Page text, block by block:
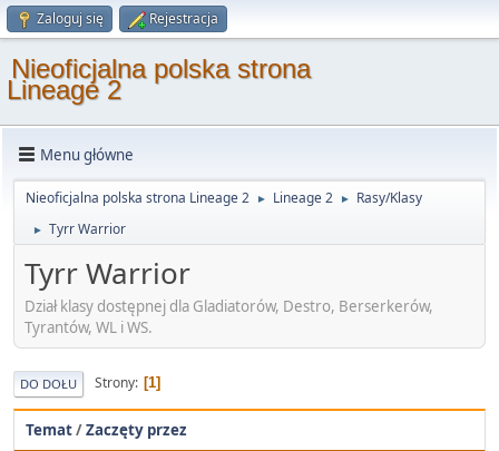
Zaloguj się Rejestracja
Nieoficjalna polska strona
Lineage 2
Menu główne
Nieoficjalna polska strona Lineage 2 ► Lineage 2 ► Rasy/Klasy
► Tyrr Warrior
Tyrr Warrior
Dział klasy dostępnej dla Gladiatorów, Destro, Berserkerów,
Tyrantów, WL i WS.
DO DOŁU Strony 1
Temat/Zaczęty przez